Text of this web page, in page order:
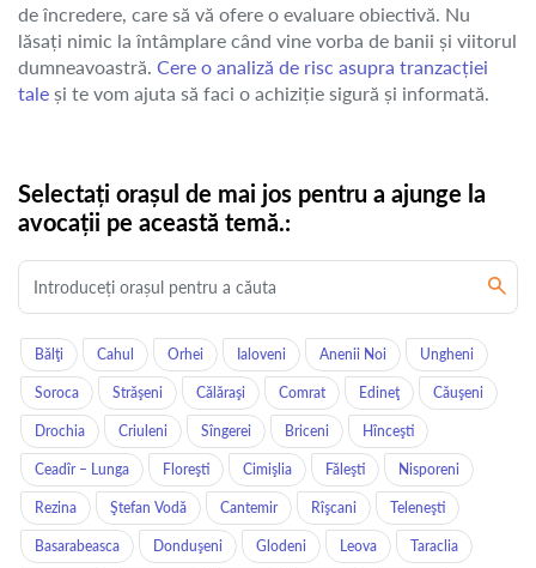
de încredere, care să vă ofere o evaluare obiectivă. Nu
lăsați nimic la întâmplare când vine vorba de banii și viitorul
dumneavoastră. Cere o analiză de risc asupra tranzacției
tale și te vom ajuta să faci o achiziție sigură și informată.
Selectați orașul de mai jos pentru a ajunge la
avocații pe această temă.:
Bălţi Cahul Orhei Ialoveni Anenii Noi Ungheni
Soroca Străşeni Călăraşi Comrat Edineţ Căuşeni
Drochia Criuleni Sîngerei Briceni Hînceşti
Ceadîr – Lunga Floreşti Cimişlia Făleşti Nisporeni
Rezina Ştefan Vodă Cantemir Rîşcani Teleneşti
Basarabeasca Donduşeni Glodeni Leova Taraclia